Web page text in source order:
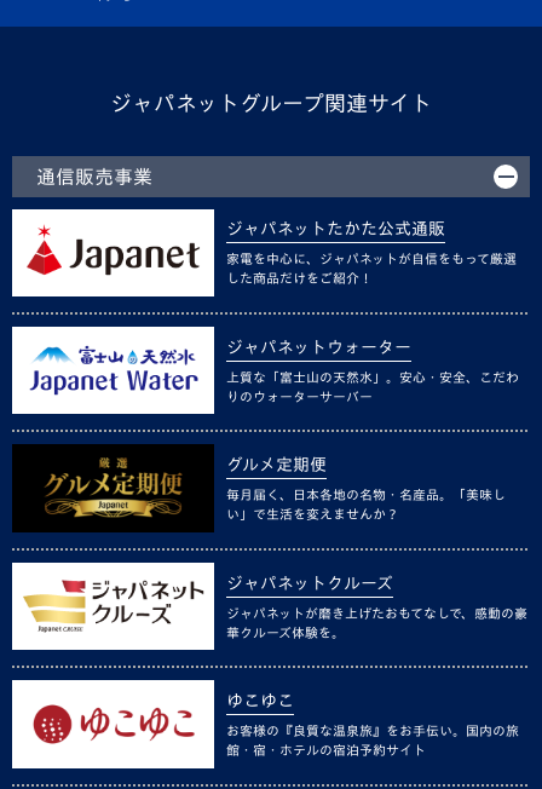
ジャパネットグループ関連サイト
通信販売事業
ジャパネットたかた公式通販
家電を中心に、ジャパネットが自信をもって厳選
した商品だけをご紹介！
ジャパネットウォーター
上質な「富士山の天然水」。安心・安全、こだわ
りのウォーターサーバー
グルメ定期便
毎月届く、日本各地の名物・名産品。「美味し
い」で生活を変えませんか？
ジャパネットクルーズ
ジャパネットが磨き上げたおもてなしで、感動の豪
華クルーズ体験を。
ゆこゆこ
お客様の『良質な温泉旅』をお手伝い。国内の旅
館・宿・ホテルの宿泊予約サイト